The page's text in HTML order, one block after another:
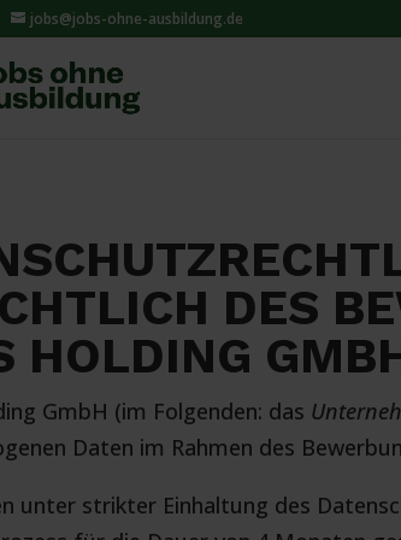
jobs@jobs-ohne-ausbildung.de
DES
HOLDING
GmbH (im Folgenden: das
Daten im Rahmen des
unter strikter Einhaltung des